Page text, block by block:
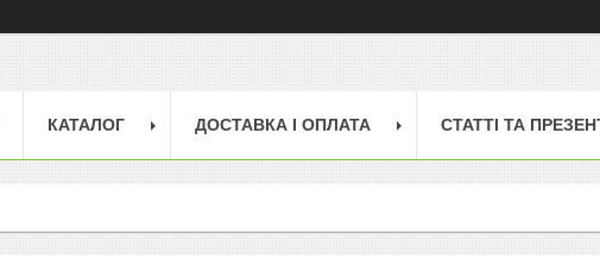
КАТАЛОГ ДОСТАВКА І ОПЛАТА СТАТТІ ТА